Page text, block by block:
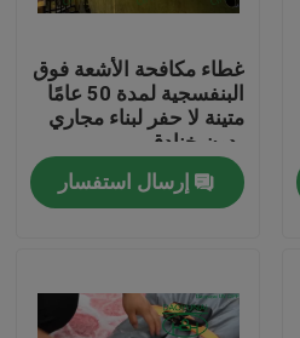
غطاء مكافحة الأشعة فوق
البنفسجية لمدة 50 عامًا
متينة لا حفر لبناء مجاري
بدون خنادق
إرسال استفسار